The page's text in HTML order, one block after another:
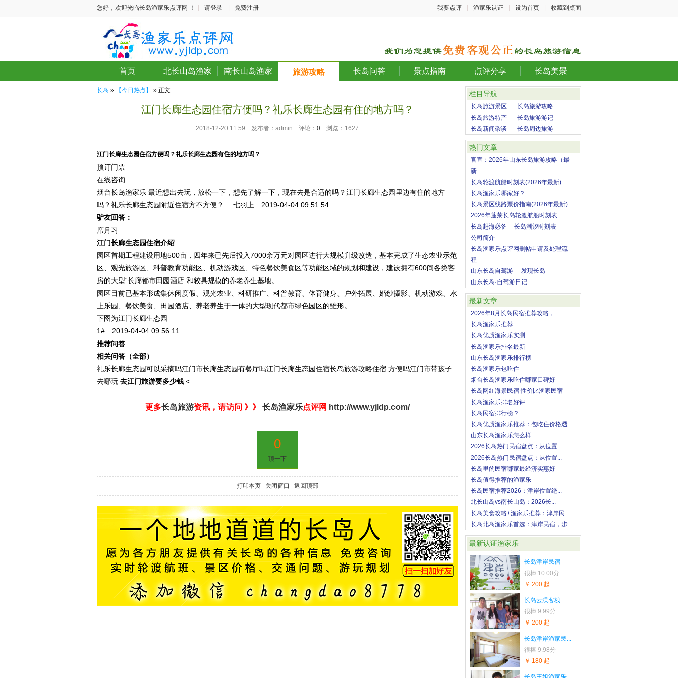
您好，欢迎光临长岛渔家乐点评网 ！ 请登录 免费注册 我要点评 渔家乐认证 设为首页 收藏到桌面
首页 北长山岛渔家 南长山岛渔家 旅游攻略 长岛问答 景点指南 点评分享 长岛美景
长岛 » 【今日热点】 » 正文
江门长廊生态园住宿方便吗？礼乐长廊生态园有住的地方吗？
2018-12-20 11:59 发布者：admin 评论： 0 浏览：1627
江门长廊生态园住宿方便吗？礼乐长廊生态园有住的地方吗？
预订门票
在线咨询
烟台长岛渔家乐 最近想出去玩，放松一下，想先了解一下，现在去是合适的吗？江门长廊生态园里边有住的地方
吗？礼乐长廊生态园附近住宿方不方便？
七羽上 2019-04-04 09:51:54
驴友回答：
席月习
江门长廊生态园住宿介绍
园区首期工程建设用地500亩，四年来已先后投入7000余万元对园区进行大规模升级改造，基本完成了生态农业示范
区、观光旅游区、科普教育功能区、机动游戏区、特色餐饮美食区等功能区域的规划和建设，建设拥有600间各类客
房的大型“长廊都市田园酒店”和较具规模的养老养生基地。
园区目前已基本形成集休闲度假、观光农业、科研推广、科普教育、体育健身、户外拓展、婚纱摄影、机动游戏、水
上乐园、餐饮美食、田园酒店、养老养生于一体的大型现代都市绿色园区的雏形。
下图为江门长廊生态园
1# 2019-04-04 09:56:11
推荐问答
相关问答（全部）
礼乐长廊生态园可以采摘吗江门市长廊生态园有餐厅吗江门长廊生态园住宿长岛旅游攻略住宿 方便吗江门市带孩子
去哪玩 去江门旅游要多少钱 <
更多长岛旅游资讯，请访问 》》 长岛渔家乐点评网 http://www.yjldp.com/
0
顶一下
打印本页 关闭窗口 返回顶部
栏目导航
长岛旅游景区
长岛旅游攻略
长岛旅游特产
长岛旅游游记
长岛新闻杂谈
长岛周边旅游
热门文章
官宣：2026年山东长岛旅游攻略（最
新
长岛轮渡航船时刻表(2026年最新)
长岛渔家乐哪家好？
长岛景区线路票价指南(2026年最新)
2026年蓬莱长岛轮渡航船时刻表
长岛赶海必备 -- 长岛潮汐时刻表
公司简介
长岛渔家乐点评网删帖申请及处理流
程
山东长岛自驾游----发现长岛
山东长岛·自驾游日记
最新文章
2026年8月长岛民宿推荐攻略，...
长岛渔家乐推荐
长岛优质渔家乐实测
长岛渔家乐排名最新
山东长岛渔家乐排行榜
长岛渔家乐包吃住
烟台长岛渔家乐吃住哪家口碑好
长岛网红海景民宿 性价比渔家民宿
长岛渔家乐排名好评
长岛民宿排行榜？
长岛优质渔家乐推荐：包吃住价格透...
山东长岛渔家乐怎么样
2026长岛热门民宿盘点：从位置...
2026长岛热门民宿盘点：从位置...
长岛里的民宿哪家最经济实惠好
长岛值得推荐的渔家乐
长岛民宿推荐2026：津岸位置绝...
北长山岛vs南长山岛：2026长...
长岛美食攻略+渔家乐推荐：津岸民...
长岛北岛渔家乐首选：津岸民宿，步...
最新认证渔家乐
长岛津岸民宿
很棒 10.00分
￥ 200 起
长岛云淏客栈
很棒 9.99分
￥ 200 起
长岛津岸渔家民...
很棒 9.98分
￥ 180 起